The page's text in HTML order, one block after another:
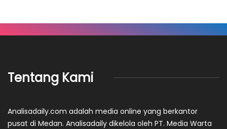
Tentang Kami
Analisadaily.com adalah media online yang berkantor
pusat di Medan. Analisadaily dikelola oleh PT. Media Warta